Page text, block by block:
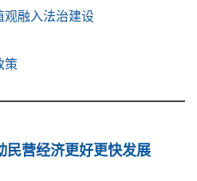
观融入法治建设
策
民营经济更好更快发展